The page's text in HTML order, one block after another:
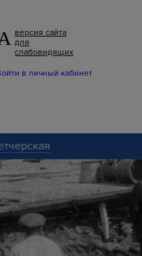
версия сайта
для
слабовидящих
в личный кабинет